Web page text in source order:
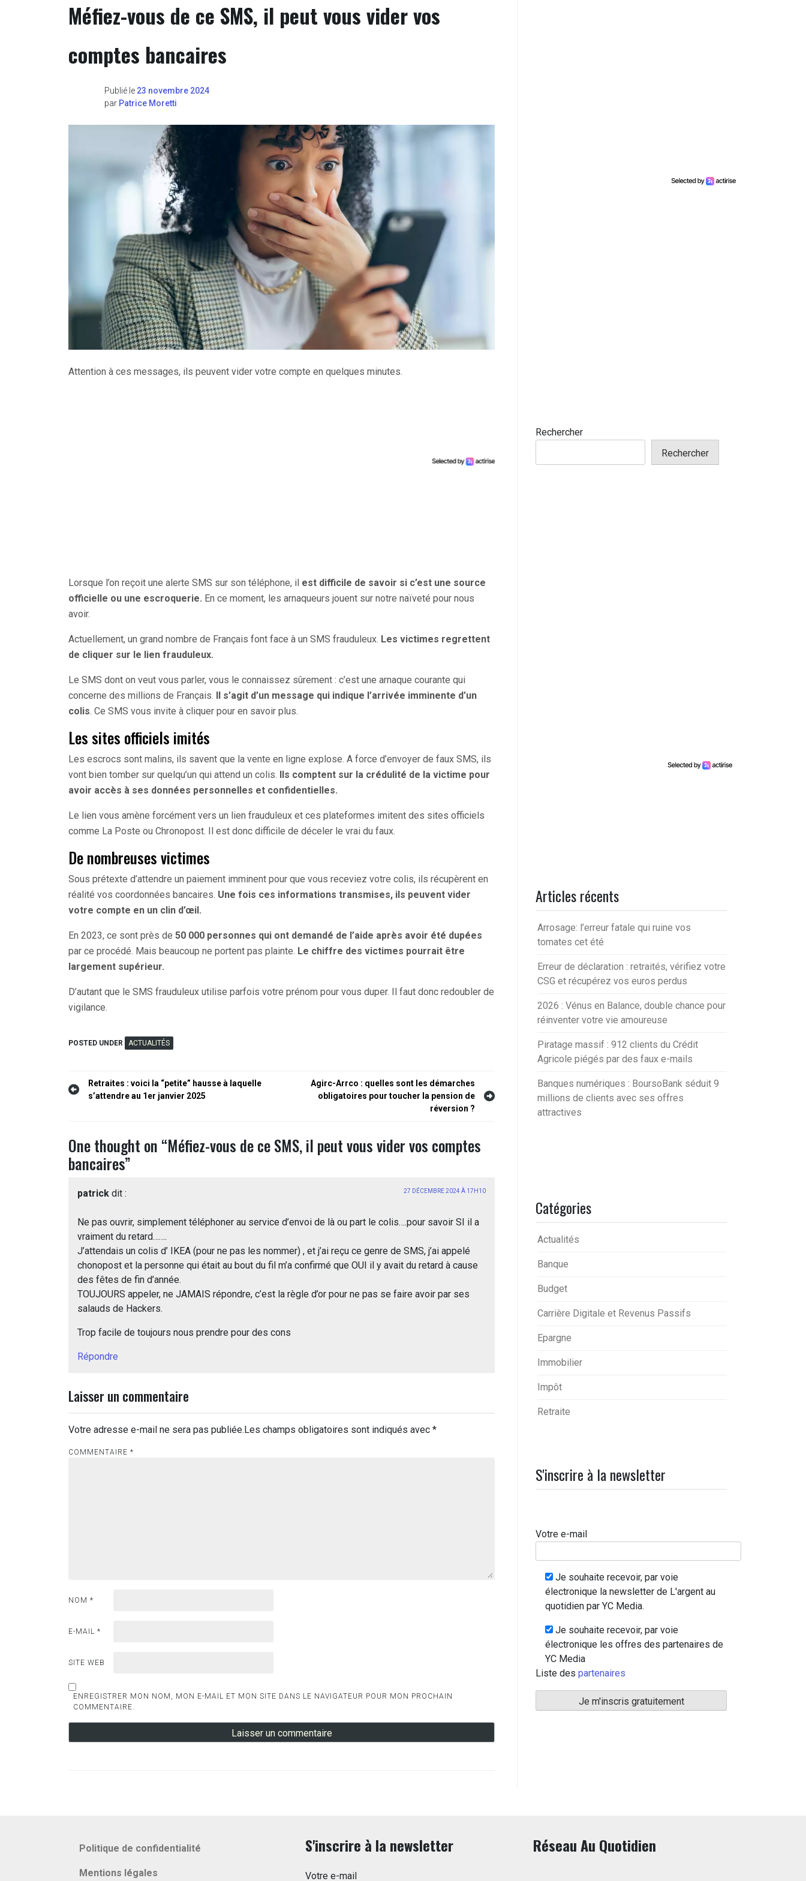
Méfiez-vous de ce SMS, il peut vous vider vos
comptes bancaires
Publié le 23 novembre 2024
par Patrice Moretti
Attention à ces messages, ils peuvent vider votre compte en quelques minutes.
Lorsque l’on reçoit une alerte SMS sur son téléphone, il est difficile de savoir si c’est une source
officielle ou une escroquerie. En ce moment, les arnaqueurs jouent sur notre naïveté pour nous
avoir.
Actuellement, un grand nombre de Français font face à un SMS frauduleux. Les victimes regrettent
de cliquer sur le lien frauduleux.
Le SMS dont on veut vous parler, vous le connaissez sûrement : c’est une arnaque courante qui
concerne des millions de Français. Il s’agit d’un message qui indique l’arrivée imminente d’un
colis. Ce SMS vous invite à cliquer pour en savoir plus.
Les sites officiels imités
Les escrocs sont malins, ils savent que la vente en ligne explose. A force d’envoyer de faux SMS, ils
vont bien tomber sur quelqu’un qui attend un colis. Ils comptent sur la crédulité de la victime pour
avoir accès à ses données personnelles et confidentielles.
Le lien vous amène forcément vers un lien frauduleux et ces plateformes imitent des sites officiels
comme La Poste ou Chronopost. Il est donc difficile de déceler le vrai du faux.
De nombreuses victimes
Sous prétexte d’attendre un paiement imminent pour que vous receviez votre colis, ils récupèrent en
réalité vos coordonnées bancaires. Une fois ces informations transmises, ils peuvent vider
votre compte en un clin d’œil.
En 2023, ce sont près de 50 000 personnes qui ont demandé de l’aide après avoir été dupées
par ce procédé. Mais beaucoup ne portent pas plainte. Le chiffre des victimes pourrait être
largement supérieur.
D’autant que le SMS frauduleux utilise parfois votre prénom pour vous duper. Il faut donc redoubler de
vigilance.
POSTED UNDER ACTUALITÉS
Navigation
Retraites : voici la “petite” hausse à laquelle
s’attendre au 1er janvier 2025
Agirc-Arrco : quelles sont les démarches
obligatoires pour toucher la pension de
réversion ?
One thought on “Méfiez-vous de ce SMS, il peut vous vider vos comptes
bancaires”
patrick dit : 27 DÉCEMBRE 2024 À 17H10
Ne pas ouvrir, simplement téléphoner au service d’envoi de là ou part le colis….pour savoir SI il a
vraiment du retard…….
J’attendais un colis d’ IKEA (pour ne pas les nommer) , et j’ai reçu ce genre de SMS, j’ai appelé
chonopost et la personne qui était au bout du fil m’a confirmé que OUI il y avait du retard à cause
des fêtes de fin d’année.
TOUJOURS appeler, ne JAMAIS répondre, c’est la règle d’or pour ne pas se faire avoir par ses
salauds de Hackers.
Trop facile de toujours nous prendre pour des cons
Répondre
Laisser un commentaire
Votre adresse e-mail ne sera pas publiée.Les champs obligatoires sont indiqués avec *
COMMENTAIRE *
NOM *
E-MAIL *
SITE WEB
ENREGISTRER MON NOM, MON E-MAIL ET MON SITE DANS LE NAVIGATEUR POUR MON PROCHAIN
COMMENTAIRE.
Rechercher
Rechercher
Articles récents
Arrosage: l’erreur fatale qui ruine vos
tomates cet été
Erreur de déclaration : retraités, vérifiez votre
CSG et récupérez vos euros perdus
2026 : Vénus en Balance, double chance pour
réinventer votre vie amoureuse
Piratage massif : 912 clients du Crédit
Agricole piégés par des faux e-mails
Banques numériques : BoursoBank séduit 9
millions de clients avec ses offres
attractives
Catégories
Actualités
Banque
Budget
Carrière Digitale et Revenus Passifs
Epargne
Immobilier
Impôt
Retraite
S'inscrire à la newsletter
Votre e-mail
Je souhaite recevoir, par voie
électronique la newsletter de L'argent au
quotidien par YC Media.
Je souhaite recevoir, par voie
électronique les offres des partenaires de
YC Media
Liste des partenaires
Politique de confidentialité
Mentions légales
S'inscrire à la newsletter
Votre e-mail
Réseau Au Quotidien